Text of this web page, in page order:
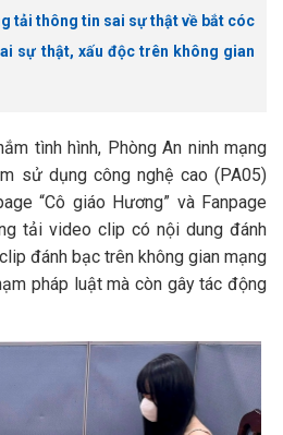
tải thông tin sai sự thật về bắt cóc
sự thật, xấu độc trên không gian
tình hình, Phòng An ninh mạng
sử dụng công nghệ cao (PA05)
“Cô giáo Hương” và Fanpage
tải video clip có nội dung đánh
đánh bạc trên không gian mạng
pháp luật mà còn gây tác động